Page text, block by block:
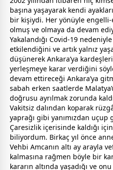
başına yaşayarak kendi
bir kişiydi. Her yönüyle
olmuş ve olmaya da devam
Yakalandığı Covid-19
etkilendiğini ve artık yalnız
düşünerek Ankara’ya kardeş
yerleşmeye karar verdiğini
devam ettireceği Ankara’ya
sabah erken saatlerde
doğrusu ayrılmak zorunda
Vakitsiz dalından koparak
yaprağı gibi yanımızdan uçup
Çaresizlik içerisinde kaldığı için
biliyordum. Birkaç yıl önce
Vehbi Amcanın altı ay arayla
kalmasına rağmen böyle bir
kararın altında yaşadığı ve